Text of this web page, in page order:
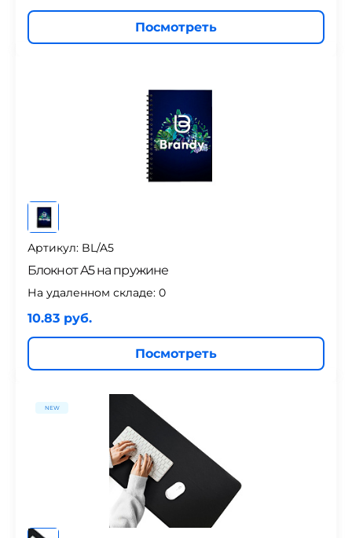
Посмотреть
Артикул: BL/A5
Блокнот A5 на пружине
На удаленном складе: 0
10.83 руб.
Посмотреть
NEW